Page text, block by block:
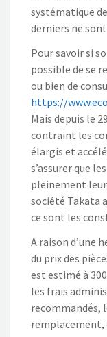
systématique
derniers ne
Pour savoir si
possible de se
ou bien de
https://
Mais depuis le
contraint les
élargis et
s’assurer que
pleinement
société Takata
ce sont les
A raison d’une
du prix des
est estimé à
les frais
recommandés,
remplacement,